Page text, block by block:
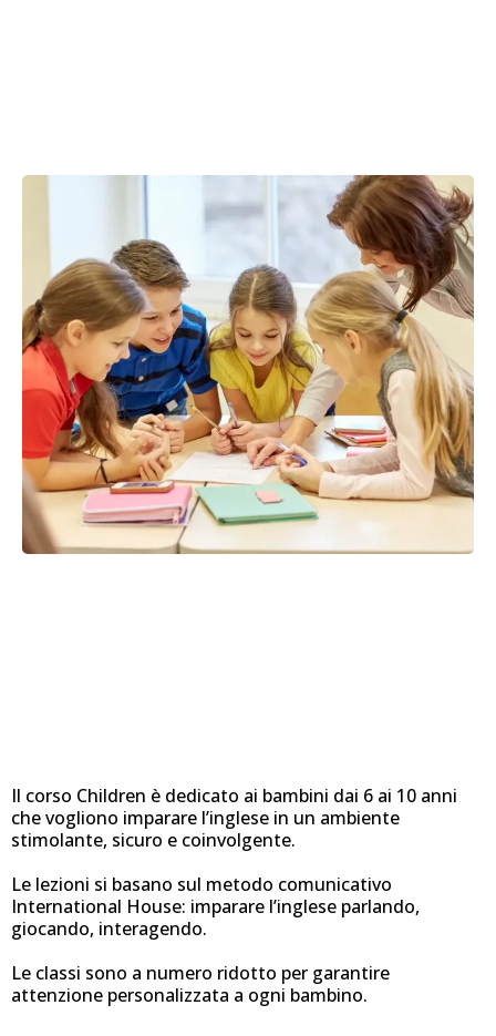
Il corso Children è dedicato ai bambini dai 6 ai 10 anni
che vogliono imparare l’inglese in un ambiente
stimolante, sicuro e coinvolgente.
Le lezioni si basano sul metodo comunicativo
International House: imparare l’inglese parlando,
giocando, interagendo.
Le classi sono a numero ridotto per garantire
attenzione personalizzata a ogni bambino.